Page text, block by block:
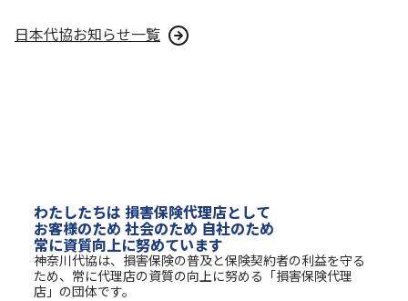
日本代協お知らせ一覧
わたしたちは 損害保険代理店として
お客様のため 社会のため 自社のため
常に資質向上に努めています
神奈川代協は、損害保険の普及と保険契約者の利益を守る
ため、常に代理店の資質の向上に努める「損害保険代理
店」の団体です。